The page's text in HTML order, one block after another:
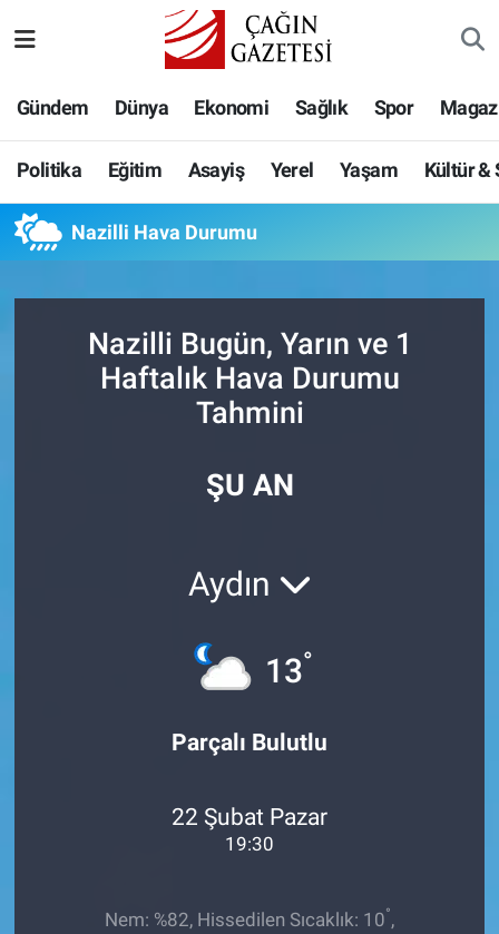
Gündem Dünya Ekonomi Sağlık Spor
Politika Eğitim Asayiş Yerel Yaşam Kültür &
Nazilli Hava Durumu
Nazilli Bugün, Yarın ve 1
Haftalık Hava Durumu
Tahmini
ŞU AN
Aydın
13°
Parçalı Bulutlu
22 Şubat Pazar
19:30
Nem: %82, Hissedilen Sıcaklık: 10°,
Eğitim
Asayiş
Yerel
Kültür & Sanat
Hava Durumu
Namaz Vakitleri
Trafik Durumu
Tüm Manşetler
Son Dakika Haberleri